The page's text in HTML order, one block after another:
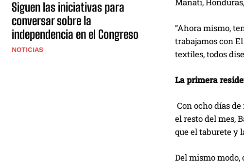
Siguen las iniciativas para
conversar sobre la
independencia en el Congreso
NOTICIAS
“Ahora mismo,
trabajamos con
textiles, todos
La primera
Con ocho días
el resto del mes,
que el taburete y
Del mismo modo,